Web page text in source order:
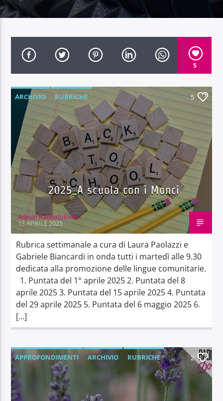
Radio Dolomiti
5
ARCHIVIO RUBRICHE 5
2025_A scuola con i Monci
Admin Radiodolomiti
13 APRILE 2025
Rubrica settimanale a cura di Laura Paolazzi e
Gabriele Biancardi in onda tutti i martedì alle 9.30
dedicata alla promozione delle lingue comunitarie.
1. Puntata del 1° aprile 2025 2. Puntata del 8
aprile 2025 3. Puntata del 15 aprile 2025 4. Puntata
del 29 aprile 2025 5. Puntata del 6 maggio 2025 6.
[…]
APPROFONDIMENTI ARCHIVIO RUBRICHE 2